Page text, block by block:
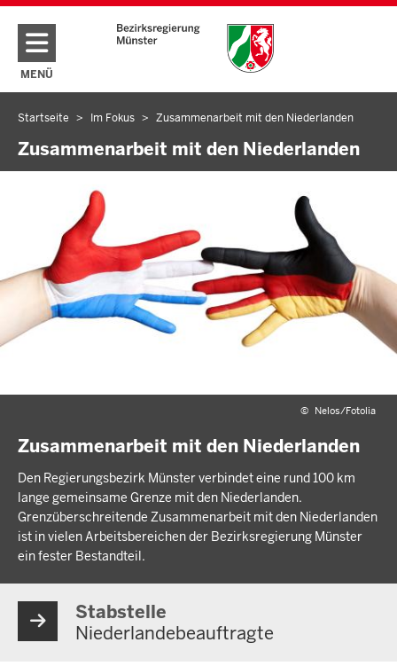
Direkt zum Inhalt
MENÜ
NAVIGATION AKTIVIEREN/DEAKTIVIEREN: HAUPTMENÜ
Sie
befinden
Startseite Im Fokus Zusammenarbeit mit den Niederlanden
Zusammenarbeit mit den Niederlanden
© Nelos/Fotolia
Zusammenarbeit mit den Niederlanden
Den Regierungsbezirk Münster verbindet eine rund 100 km
lange gemeinsame Grenze mit den Niederlanden.
Grenzüberschreitende Zusammenarbeit mit den Niederlanden
ist in vielen Arbeitsbereichen der Bezirksregierung Münster
ein fester Bestandteil.
Stabstelle
Niederlandebeauftragte